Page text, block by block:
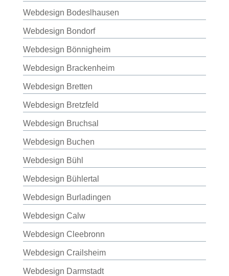
Webdesign Bodeslhausen
Webdesign Bondorf
Webdesign Bönnigheim
Webdesign Brackenheim
Webdesign Bretten
Webdesign Bretzfeld
Webdesign Bruchsal
Webdesign Buchen
Webdesign Bühl
Webdesign Bühlertal
Webdesign Burladingen
Webdesign Calw
Webdesign Cleebronn
Webdesign Crailsheim
Webdesign Darmstadt